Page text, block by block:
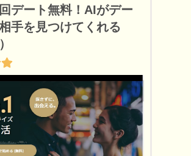
デート無料！AIがデー
相手を見つけてくれる